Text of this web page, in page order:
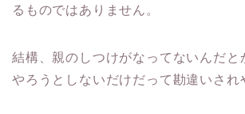
るものではありません。
結構、親のしつけがなってないんだと
やろうとしないだけだって勘違いされ